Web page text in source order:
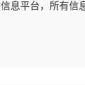
息平台，所有信